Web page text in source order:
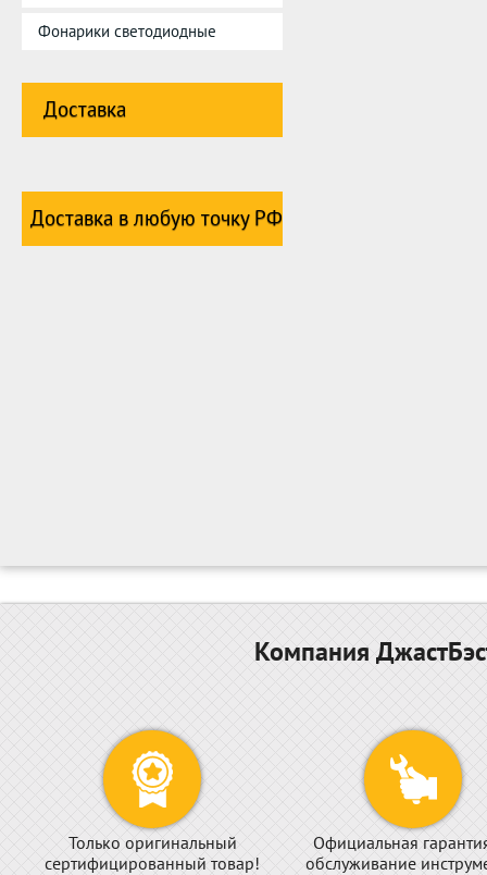
Фонарики светодиодные
Доставка
Доставка в любую точку РФ
Компания
Только оригинальный
сертифицированный товар!
Официальная
обслуживание